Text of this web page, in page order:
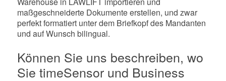
maßgeschneiderte Dokumente erstellen, und zwar
perfekt formatiert unter dem Briefkopf des Mandanten
und auf Wunsch bilingual.
Können Sie uns beschreiben, wo
Sie timeSensor und Business